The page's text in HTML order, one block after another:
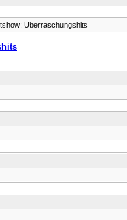
Überraschungshits